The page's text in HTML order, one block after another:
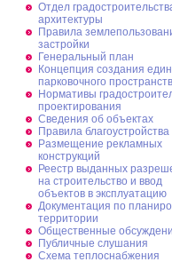
Отдел
архитектуры
Правила
застройки
Генеральный план
Концепция создания
парковочного
Нормативы
проектирования
Сведения об объектах
Правила благоустройства
Размещение рекламных
конструкций
Реестр выданных
на строительство и ввод
объектов в эксплуатацию
Документация по
территории
Общественные
Публичные слушания
Схема теплоснабжения